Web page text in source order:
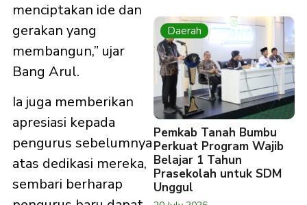
menciptakan ide dan
gerakan yang
membangun,” ujar
Bang Arul.
Ia juga memberikan
apresiasi kepada
pengurus sebelumnya
atas dedikasi mereka,
sembari berharap
Daerah
Pemkab Tanah Bumbu
Perkuat Program Wajib
Belajar 1 Tahun
Prasekolah untuk SDM
Unggul